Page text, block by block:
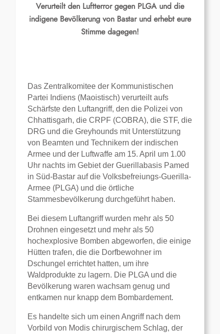
Verurteilt den Luftterror gegen PLGA und die
indigene Bevölkerung von Bastar und erhebt eure
Stimme dagegen!
Das Zentralkomitee der Kommunistischen
Partei Indiens (Maoistisch) verurteilt aufs
Schärfste den Luftangriff, den die Polizei von
Chhattisgarh, die CRPF (COBRA), die STF, die
DRG und die Greyhounds mit Unterstützung
von Beamten und Technikern der indischen
Armee und der Luftwaffe am 15. April um 1.00
Uhr nachts im Gebiet der Guerillabasis Pamed
in Süd-Bastar auf die Volksbefreiungs-Guerilla-
Armee (PLGA) und die örtliche
Stammesbevölkerung durchgeführt haben.
Bei diesem Luftangriff wurden mehr als 50
Drohnen eingesetzt und mehr als 50
hochexplosive Bomben abgeworfen, die einige
Hütten trafen, die die Dorfbewohner im
Dschungel errichtet hatten, um ihre
Waldprodukte zu lagern. Die PLGA und die
Bevölkerung waren wachsam genug und
entkamen nur knapp dem Bombardement.
Es handelte sich um einen Angriff nach dem
Vorbild von Modis chirurgischem Schlag, der